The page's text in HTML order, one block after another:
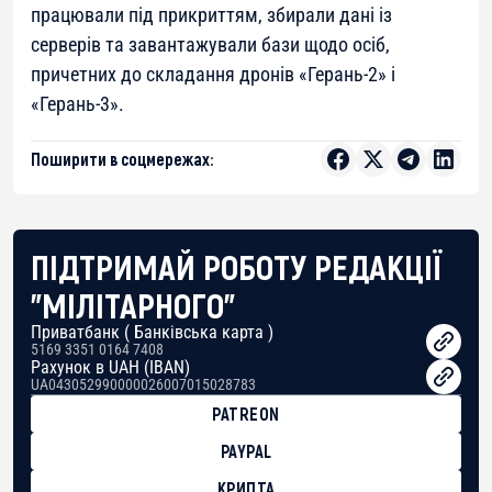
працювали під прикриттям, збирали дані із
серверів та завантажували бази щодо осіб,
причетних до складання дронів «Герань-2» і
«Герань-3».
Поширити в соцмережах:
ПІДТРИМАЙ РОБОТУ РЕДАКЦІЇ
"МІЛІТАРНОГО"
Приватбанк ( Банківська карта )
5169 3351 0164 7408
Рахунок в UAH (IBAN)
UA043052990000026007015028783
PATREON
PAYPAL
КРИПТА